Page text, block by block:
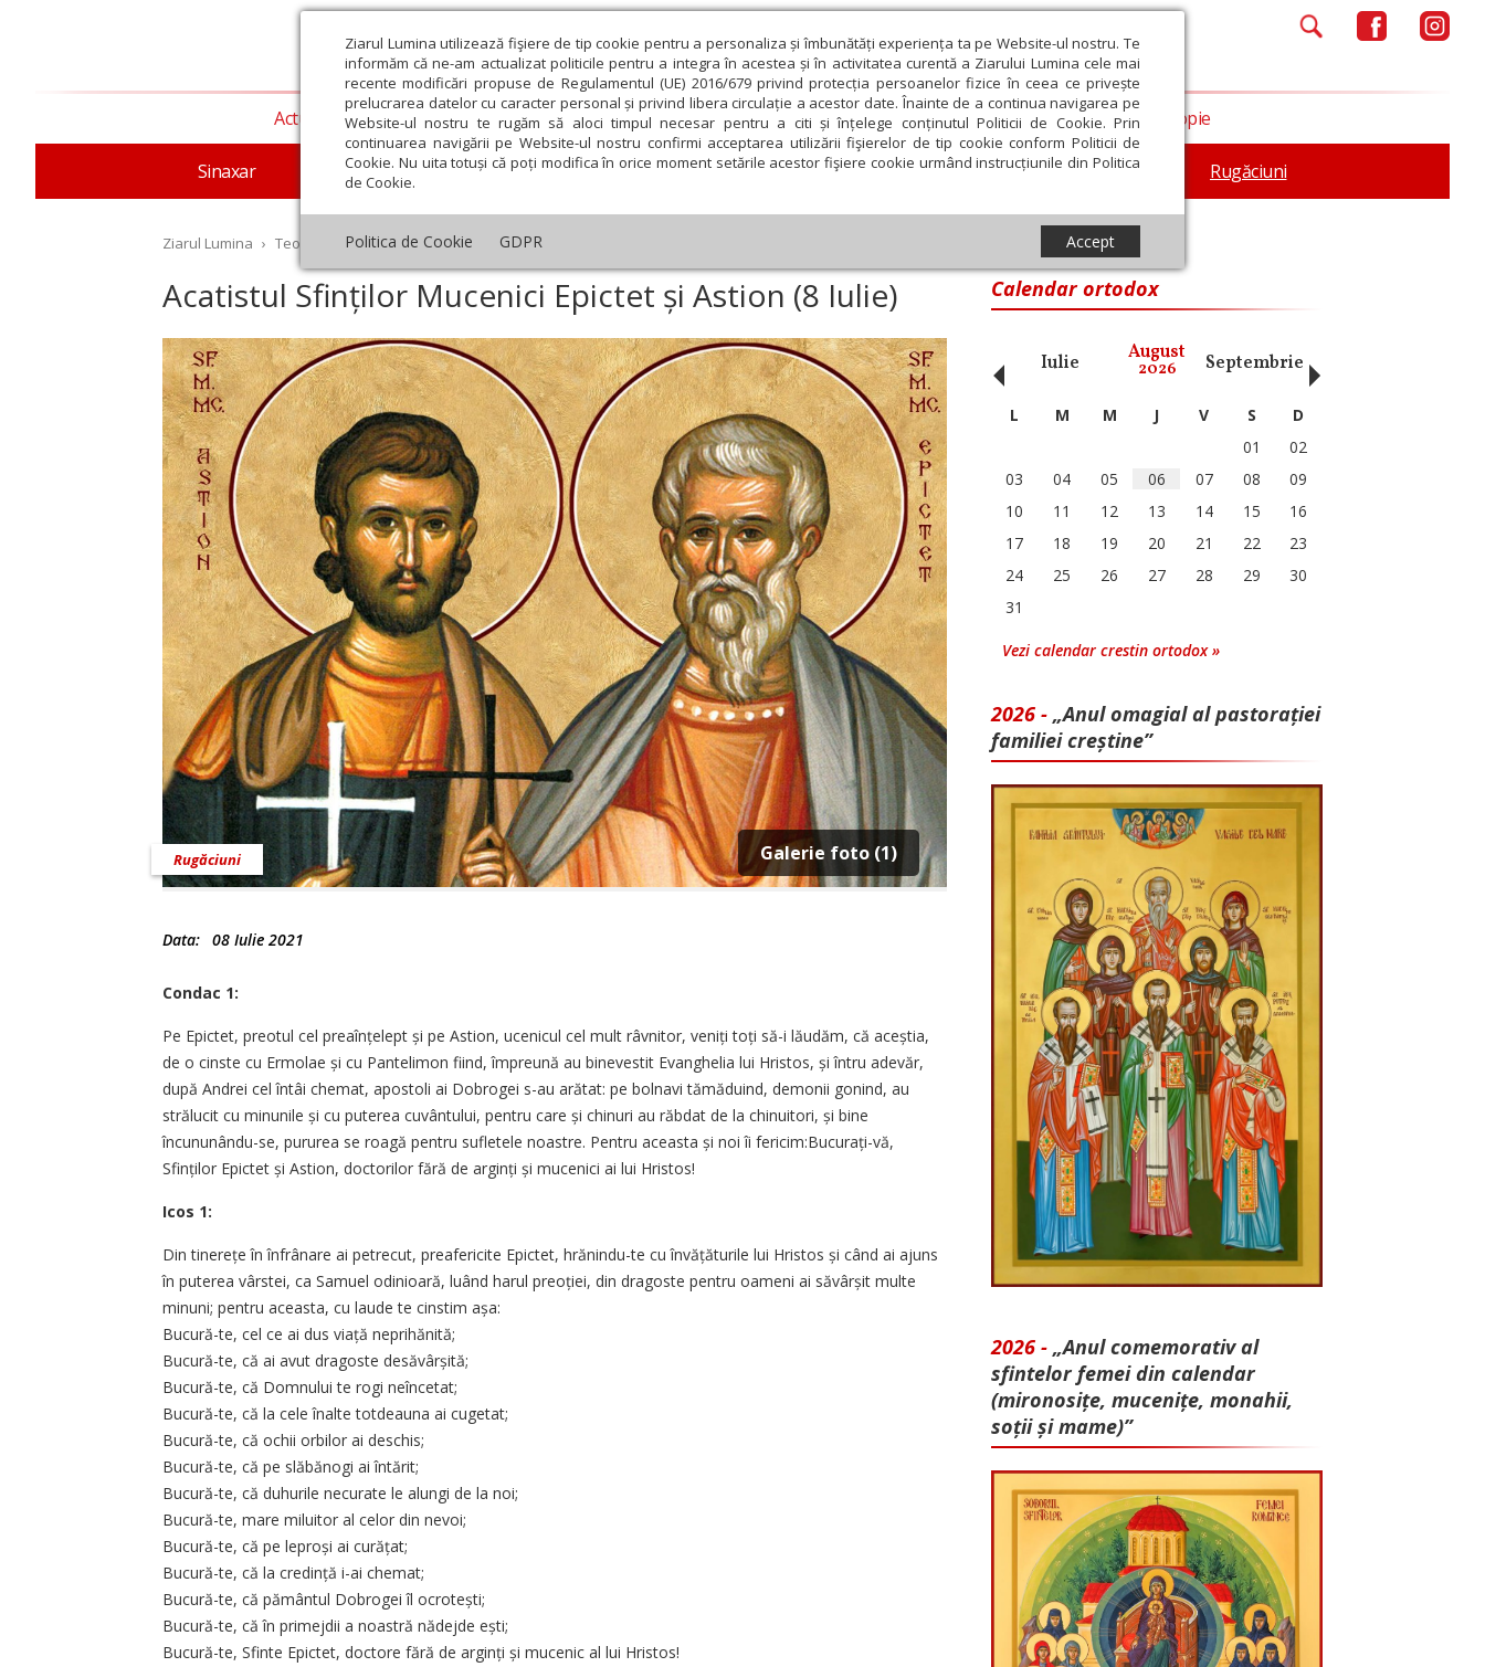
Ziarul Lumina utilizează fişiere de tip cookie pentru a personaliza și îmbunătăți experiența ta pe Website-ul nostru. Te
informăm că ne-am actualizat politicile pentru a integra în acestea și în activitatea curentă a Ziarului Lumina cele mai
recente modificări propuse de Regulamentul (UE) 2016/679 privind protecția persoanelor fizice în ceea ce privește
prelucrarea datelor cu caracter personal și privind libera circulație a acestor date. Înainte de a continua navigarea pe
Website-ul nostru te rugăm să aloci timpul necesar pentru a citi și înțelege conținutul Politicii de Cookie. Prin
continuarea navigării pe Website-ul nostru confirmi acceptarea utilizării fişierelor de tip cookie conform Politicii de
Cookie. Nu uita totuși că poți modifica în orice moment setările acestor fişiere cookie urmând instrucțiunile din Politica
de Cookie.
Politica de Cookie GDPR Accept
Actualitate religioasă Teologie și spiritualitate
Sinaxar Apostolul zilei Evanghelia zilei Evanghelia de Duminică Theologica Liturgica Patristica Rugăciuni
Educaţie și Cultură Societate Opinii Filantropie
Ziarul Lumina › Teologie și spiritualitate › Rugăciuni › Acatistul Sfinților Mucenici Epictet și Astion (8 Iulie)
Acatistul Sfinților Mucenici Epictet și Astion (8 Iulie)
Galerie foto (1)
Rugăciuni
Data: 08 Iulie 2021
Condac 1:
Pe Epictet, preotul cel preaînțelept și pe Astion, ucenicul cel mult râvnitor, veniți toți să-i lăudăm, că aceștia,
de o cinste cu Ermolae și cu Pantelimon fiind, împreună au binevestit Evanghelia lui Hristos, și întru adevăr,
după Andrei cel întâi chemat, apostoli ai Dobrogei s-au arătat: pe bolnavi tămăduind, demonii gonind, au
strălucit cu minunile și cu puterea cuvântului, pentru care și chinuri au răbdat de la chinuitori, și bine
încununându-se, pururea se roagă pentru sufletele noastre. Pentru aceasta și noi îi fericim:Bucurați-vă,
Sfinților Epictet și Astion, doctorilor fără de arginți și mucenici ai lui Hristos!
Icos 1:
Din tinerețe în înfrânare ai petrecut, preafericite Epictet, hrănindu-te cu învățăturile lui Hristos și când ai ajuns
în puterea vârstei, ca Samuel odinioară, luând harul preoției, din dragoste pentru oameni ai săvârșit multe
minuni; pentru aceasta, cu laude te cinstim așa:
Bucură-te, cel ce ai dus viață neprihănită;
Bucură-te, că ai avut dragoste desăvârșită;
Bucură-te, că Domnului te rogi neîncetat;
Bucură-te, că la cele înalte totdeauna ai cugetat;
Bucură-te, că ochii orbilor ai deschis;
Bucură-te, că pe slăbănogi ai întărit;
Bucură-te, că duhurile necurate le alungi de la noi;
Bucură-te, mare miluitor al celor din nevoi;
Bucură-te, că pe leproși ai curățat;
Bucură-te, că la credință i-ai chemat;
Bucură-te, că pământul Dobrogei îl ocrotești;
Bucură-te, că în primejdii a noastră nădejde ești;
Bucură-te, Sfinte Epictet, doctore fără de arginți și mucenic al lui Hristos!
Calendar ortodox
Octombrie Noiembrie Decembrie Ianuarie Februarie Martie Aprilie Mai Iulie August
2026 Septembrie Octombrie
‹ L M M J V S
D
01
02
03
04 05 06 07 08
09
10
11 12 13 14 15
16
17
18 19 20 21 22
23
24
25 26 27 28 29
30
31
Vezi calendar crestin ortodox »
2026 - „Anul omagial al pastorației
familiei creștine”
2026 - „Anul comemorativ al
sfintelor femei din calendar
(mironosițe, mu­cenițe, monahii,
soții și mame)”